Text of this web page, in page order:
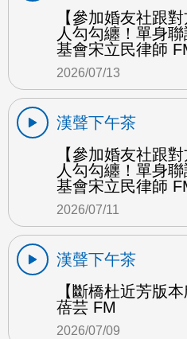
【參加婚友社跟
人勾勾纏！單身
基會宋立民律師
2026/07/13
漢聲下午茶
【參加婚友社跟
人勾勾纏！單身
基會宋立民律師
2026/07/11
漢聲下午茶
【斷橋杜近芳版
蓓芸 FM
2026/07/09